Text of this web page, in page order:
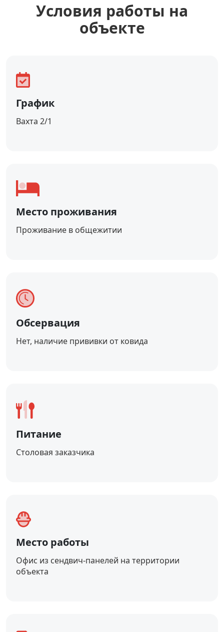
Уcловия работы на
объекте
График
Вахта 2/1
Место проживания
Проживание в общежитии
Обсервация
Нет, наличие прививки от ковида
Питание
Столовая заказчика
Место работы
Офис из сендвич-панелей на территории
объекта